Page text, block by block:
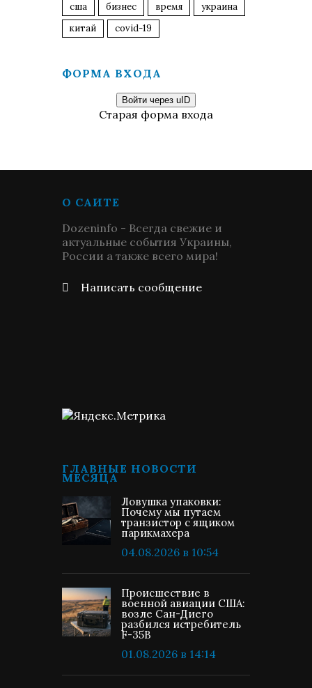
сша
бизнес время
украина
китай
covid-19
ФОРМА ВХОДА
Войти через uID
Старая форма входа
О САЙТЕ
Dozeninfo - Всегда свежие и
актуальные события Украины,
России а также всего мира!
Написать сообщение
ГЛАВНЫЕ НОВОСТИ
МЕСЯЦА
Ловушка упаковки:
Почему мы путаем
транзистор с ящиком
парикмахера
04.08.2026 в 10:54
Происшествие в
военной авиации США:
возле Сан-Диего
разбился истребитель
F-35B
01.08.2026 в 14:14